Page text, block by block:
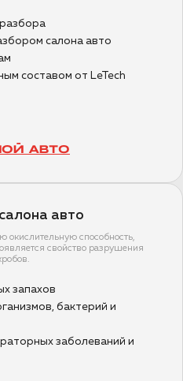
салона авто
составом от LeTech
АВТО
авто
окислительную способность,
свойство разрушения
запахов
бактерий и
заболеваний и